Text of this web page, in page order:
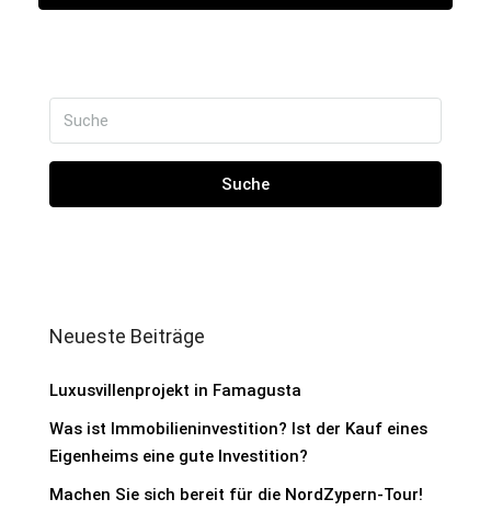
Suche
Neueste Beiträge
Luxusvillenprojekt in Famagusta
Was ist Immobilieninvestition? Ist der Kauf eines
Eigenheims eine gute Investition?
Machen Sie sich bereit für die NordZypern-Tour!